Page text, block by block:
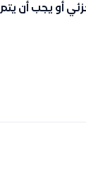
أو يجب أن يتم